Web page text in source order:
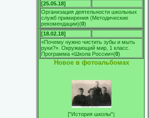
[25.05.18]
Организация деятельности школьных
служб примирения (Методические
рекомендации)(0)
[18.02.18]
«Почему нужно чистить зубы и мыть
руки?». Окружающий мир, 1 класс.
Программа «Школа России»(0)
Новое в фотоальбомах
["История школы"]